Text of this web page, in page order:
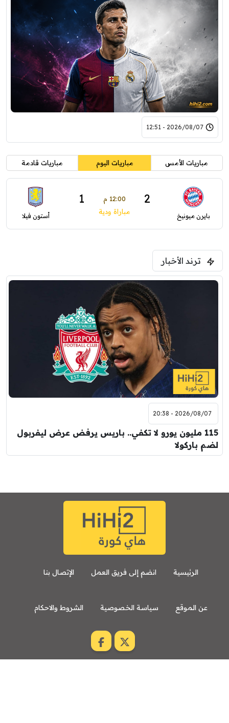
2026/08/07 - 12:51
مباريات الأمس مباريات اليوم مباريات قادمة
بايرن ميونيخ
2 12:00 م 1
مباراة ودية أستون فيلا
ترند الأخبار
2026/08/07 - 20:38
115 مليون يورو لا تكفي.. باريس يرفض عرض ليفربول
لضم باركولا
الرئيسية انضم إلى فريق العمل الإتصال بنا
عن الموقع سياسة الخصوصية الشروط والاحكام